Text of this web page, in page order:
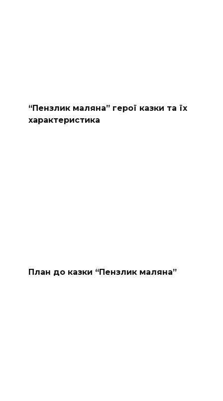
“Пензлик маляна” герої казки та їх
характеристика
План до казки “Пензлик маляна”